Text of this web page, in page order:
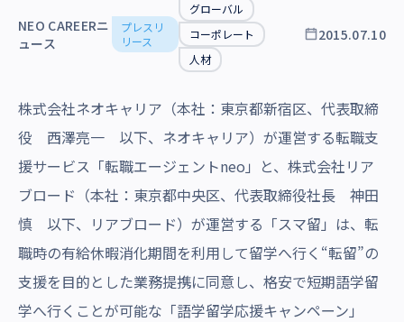
NEO CAREERニ
ュース
プレスリ
リース
グローバル
コーポレート
人材
2015.07.10
株式会社ネオキャリア（本社：東京都新宿区、代表取締
役 西澤亮一 以下、ネオキャリア）が運営する転職支
援サービス「転職エージェントneo」と、株式会社リア
ブロード（本社：東京都中央区、代表取締役社長 神田
慎 以下、リアブロード）が運営する「スマ留」は、転
職時の有給休暇消化期間を利用して留学へ行く“転留”の
支援を目的とした業務提携に同意し、格安で短期語学留
学へ行くことが可能な「語学留学応援キャンペーン」